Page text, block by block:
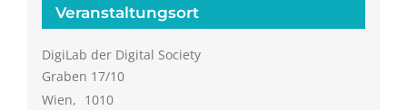
Veranstaltungsort
DigiLab der Digital Society
Graben 17/10
Wien, 1010